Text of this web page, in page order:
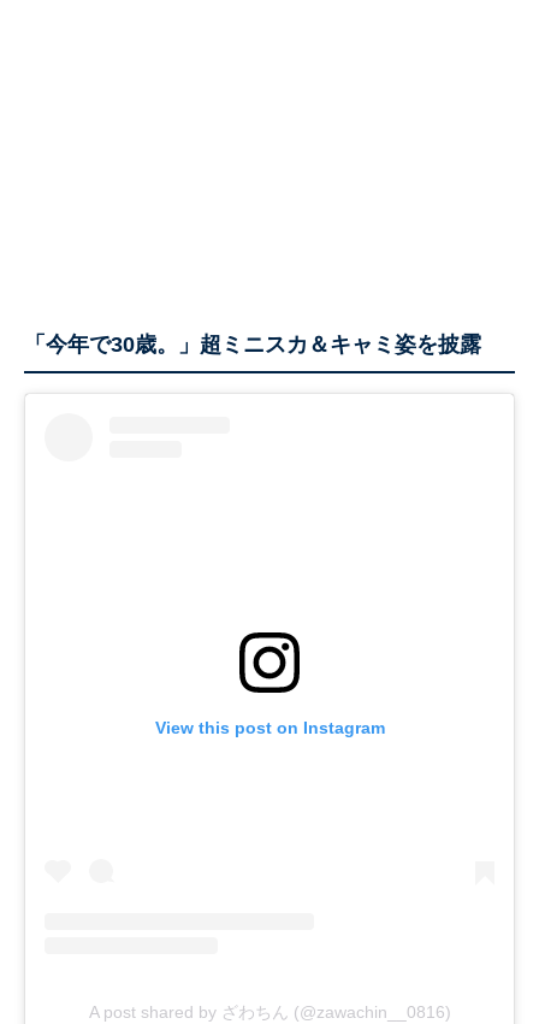
「今年で30歳。」超ミニスカ＆キャミ姿を披露
View this post on Instagram
A post shared by ざわちん (@zawachin__0816)